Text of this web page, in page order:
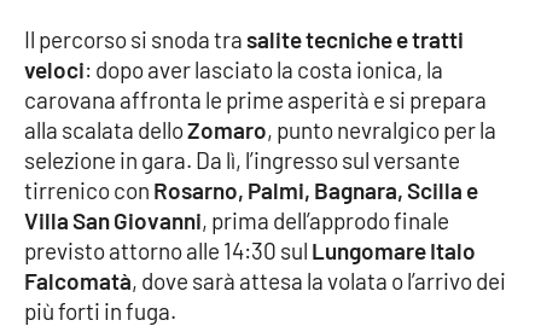
Il percorso si snoda trasalite tecniche e tratti
veloci: dopo aver lasciato la costa ionica, la
carovana affronta le prime asperità e si prepara
alla scalata delloZomaro, punto nevralgico per la
selezione in gara. Da lì, l’ingresso sul versante
tirrenico con Rosarno, Palmi, Bagnara, Scilla e
Villa San Giovanni, prima dell’approdo finale
previsto attorno alle 14:30 sul Lungomare Italo
Falcomatà, dove sarà attesa la volata o l’arrivo dei
più forti in fuga.